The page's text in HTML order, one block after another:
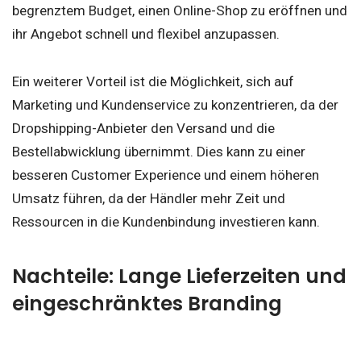
begrenztem Budget, einen Online-Shop zu eröffnen und
ihr Angebot schnell und flexibel anzupassen.
Ein weiterer Vorteil ist die Möglichkeit, sich auf
Marketing und Kundenservice zu konzentrieren, da der
Dropshipping-Anbieter den Versand und die
Bestellabwicklung übernimmt. Dies kann zu einer
besseren Customer Experience und einem höheren
Umsatz führen, da der Händler mehr Zeit und
Ressourcen in die Kundenbindung investieren kann.
Nachteile: Lange Lieferzeiten und
eingeschränktes Branding